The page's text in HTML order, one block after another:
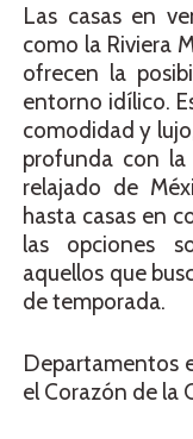
Las casas en
como la Riviera
ofrecen la
entorno idílico.
comodidad y
profunda con
relajado de
hasta casas en
las opciones
aquellos que
de temporada.
Departamentos
el Corazón de la